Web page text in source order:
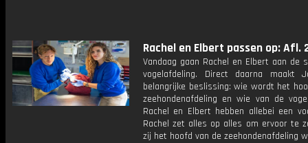
Rachel en Elbert passen op: Afl.
Vandaag gaan Rachel en Elbert aan de
vogelafdeling. Direct daarna maakt
belangrijke beslissing: wie wordt het
zeehondenafdeling en wie van de
Rachel en Elbert hebben allebei een
Rachel zet alles op alles om ervoor te
zij het hoofd van de zeehondenafdeling